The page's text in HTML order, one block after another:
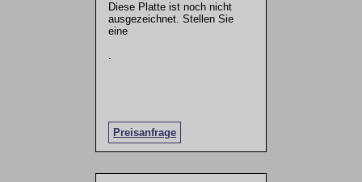
Diese Platte ist noch nicht
ausgezeichnet. Stellen Sie
eine
Preisanfrage
.